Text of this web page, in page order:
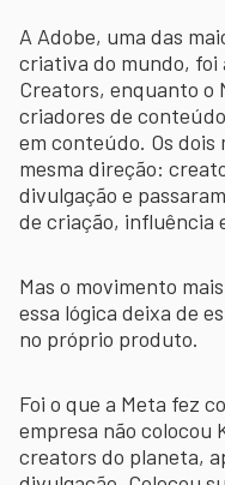
A Adobe, uma das
criativa do mundo, foi
Creators, enquanto o
criadores de
em conteúdo. Os
mesma direção:
divulgação e
de criação, influência
Mas o movimento
essa lógica deixa de
no próprio produto.
Foi o que a Meta fez
empresa não colocou
creators do planeta,